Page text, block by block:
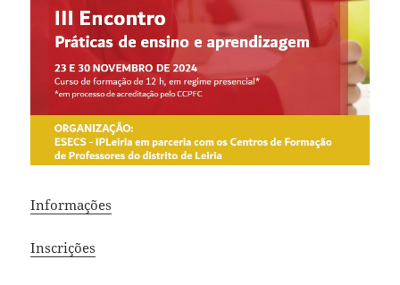
Informações
Inscrições